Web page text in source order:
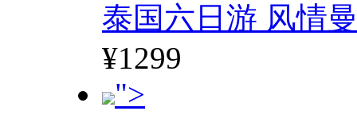
泰国六日游 风情
¥1299
">